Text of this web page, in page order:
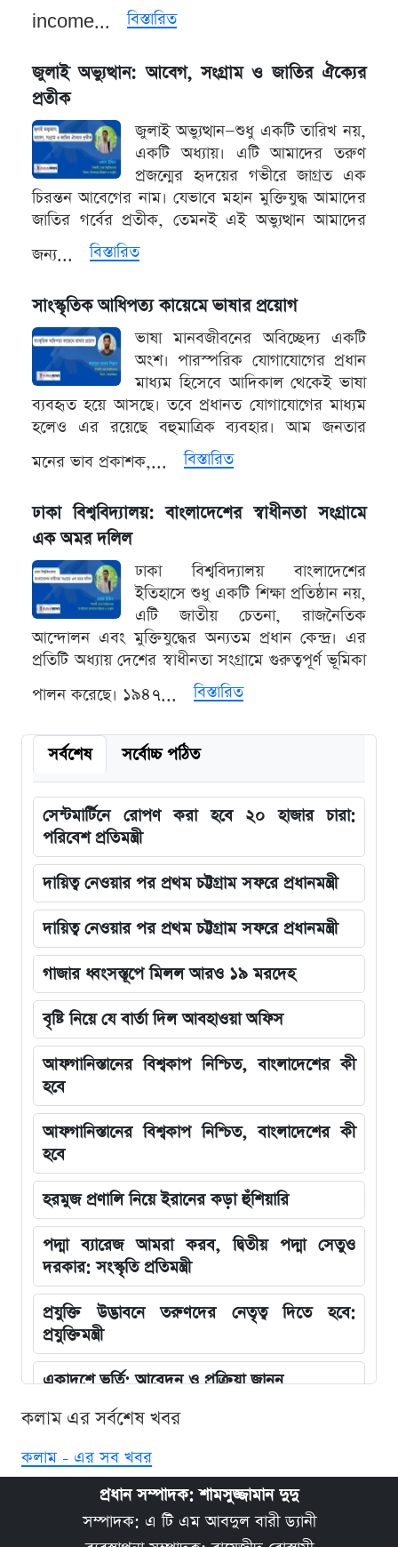
income...
বিস্তারিত
জুলাই অভ্যুত্থান: আবেগ, সংগ্রাম ও জাতির ঐক্যের
প্রতীক
জুলাই অভ্যুত্থান—শুধু একটি তারিখ নয়,
একটি অধ্যায়। এটি আমাদের তরুণ
প্রজন্মের হৃদয়ের গভীরে জাগ্রত এক
চিরন্তন আবেগের নাম। যেভাবে মহান মুক্তিযুদ্ধ আমাদের
জাতির গর্বের প্রতীক, তেমনই এই অভ্যুত্থান আমাদের
জন্য...
বিস্তারিত
সাংস্কৃতিক আধিপত্য কায়েমে ভাষার প্রয়োগ
ভাষা মানবজীবনের অবিচ্ছেদ্য একটি
অংশ। পারস্পরিক যোগাযোগের প্রধান
মাধ্যম হিসেবে আদিকাল থেকেই ভাষা
ব্যবহৃত হয়ে আসছে। তবে প্রধানত যোগাযোগের মাধ্যম
হলেও এর রয়েছে বহুমাত্রিক ব্যবহার। আম জনতার
মনের ভাব প্রকাশক,...
বিস্তারিত
ঢাকা বিশ্ববিদ্যালয়: বাংলাদেশের স্বাধীনতা সংগ্রামে
এক অমর দলিল
ঢাকা বিশ্ববিদ্যালয় বাংলাদেশের
ইতিহাসে শুধু একটি শিক্ষা প্রতিষ্ঠান নয়,
এটি জাতীয় চেতনা, রাজনৈতিক
আন্দোলন এবং মুক্তিযুদ্ধের অন্যতম প্রধান কেন্দ্র। এর
প্রতিটি অধ্যায় দেশের স্বাধীনতা সংগ্রামে গুরুত্বপূর্ণ ভূমিকা
পালন করেছে। ১৯৪৭...
বিস্তারিত
সর্বশেষ সর্বোচ্চ পঠিত
সেন্টমার্টিনে রোপণ করা হবে ২০ হাজার চারা:
পরিবেশ প্রতিমন্ত্রী
দায়িত্ব নেওয়ার পর প্রথম চট্টগ্রাম সফরে প্রধানমন্ত্রী
দায়িত্ব নেওয়ার পর প্রথম চট্টগ্রাম সফরে প্রধানমন্ত্রী
গাজার ধ্বংসস্তূপে মিলল আরও ১৯ মরদেহ
বৃষ্টি নিয়ে যে বার্তা দিল আবহাওয়া অফিস
আফগানিস্তানের বিশ্বকাপ নিশ্চিত, বাংলাদেশের কী
হবে
আফগানিস্তানের বিশ্বকাপ নিশ্চিত, বাংলাদেশের কী
হবে
হরমুজ প্রণালি নিয়ে ইরানের কড়া হুঁশিয়ারি
পদ্মা ব্যারেজ আমরা করব, দ্বিতীয় পদ্মা সেতুও
দরকার: সংস্কৃতি প্রতিমন্ত্রী
প্রযুক্তি উদ্ভাবনে তরুণদের নেতৃত্ব দিতে হবে:
প্রযুক্তিমন্ত্রী
একাদশে ভর্তি: আবেদন ও প্রক্রিয়া জানুন
১৭ বছরে পর্যটন খাতে উল্লেখযোগ্য উন্নয়ন হয়নি:
পর্যটনমন্ত্রী
এইচএসসির ব্যবহারিক পরীক্ষা নিয়ে নতুন নির্দেশনা
বোর্ডের
কলাম এর সর্বশেষ খবর
কলাম - এর সব খবর
প্রধান সম্পাদক: শামসুজ্জামান দুদু
সম্পাদক: এ টি এম আবদুল বারী ড্যানী